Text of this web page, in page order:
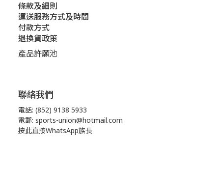
條款及細則
運送服務方式及時間
付款方式
退換貨政策
產品許願池
聯絡我們
電話: (852) 9138 5933
電郵: sports-union@hotmail.com
按此直接WhatsApp族長